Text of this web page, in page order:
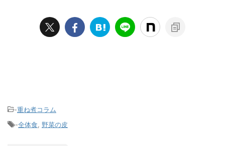
プロフィール
-重ね煮コラム
-全体食 野菜の皮